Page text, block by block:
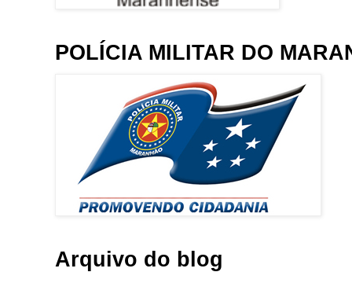
POLÍCIA MILITAR DO
Arquivo do blog